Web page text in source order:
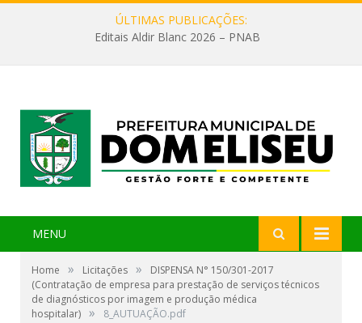
ÚLTIMAS PUBLICAÇÕES:
Editais Aldir Blanc 2026 – PNAB
MENU
Home » Licitações »
DISPENSA N° 150/301-2017
(Contratação de empresa para prestação de serviços técnicos
de diagnósticos por imagem e produção médica
hospitalar) » 8_AUTUAÇÃO.pdf